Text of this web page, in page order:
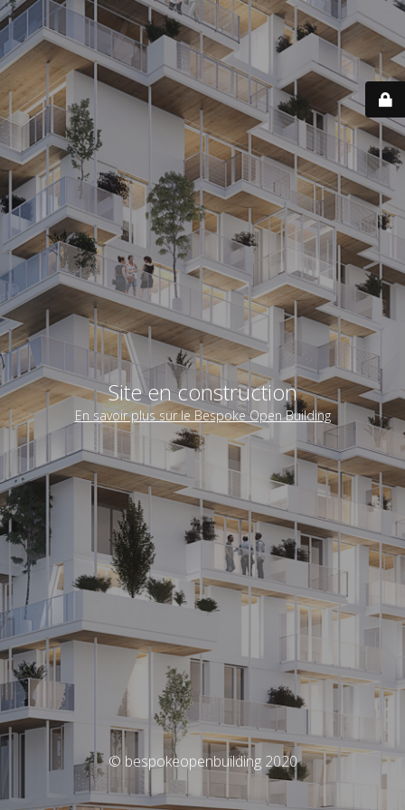
Site en construction
En savoir plus sur le Bespoke Open Building
© bespokeopenbuilding 2020